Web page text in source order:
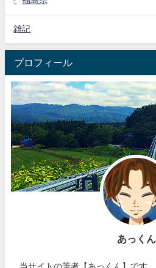
雑記
プロフィール
あっくん